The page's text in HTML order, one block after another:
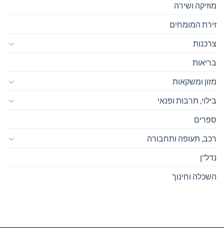
מוזיקה ושירה
זירת המומחים
צרכנות
בריאות
מזון ומשקאות
בילוי, תרבות ופנאי
ספרים
רכב, תעופה ותחבורה
נדל"ן
השכלה וחינוך